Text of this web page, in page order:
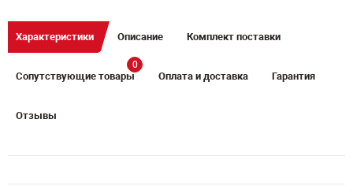
Характеристики Описание Комплект поставки
Сопутствующие товары
0
Оплата и доставка Гарантия
Отзывы